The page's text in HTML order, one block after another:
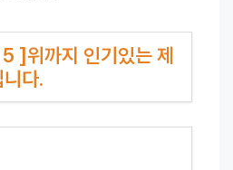
]위까지 인기있는 제
다.